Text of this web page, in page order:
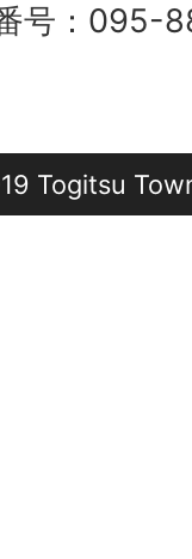
号：095-
Togitsu